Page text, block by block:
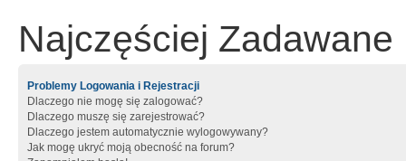
Najczęściej Zadawane
Problemy Logowania i Rejestracji
Dlaczego nie mogę się zalogować?
Dlaczego muszę się zarejestrować?
Dlaczego jestem automatycznie wylogowywany?
Jak mogę ukryć moją obecność na forum?